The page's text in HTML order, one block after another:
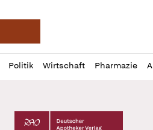
Deutsche Apotheker
Politik Wirtschaft Pharmazie
Profil
öffnen
Daz
Pur
Deutscher Apotheker Verlag